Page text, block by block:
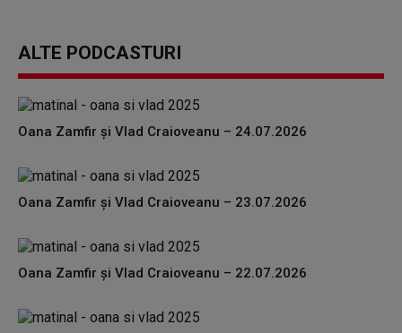
ALTE PODCASTURI
Oana Zamfir și Vlad Craioveanu – 24.07.2026
Oana Zamfir și Vlad Craioveanu – 23.07.2026
Oana Zamfir și Vlad Craioveanu – 22.07.2026